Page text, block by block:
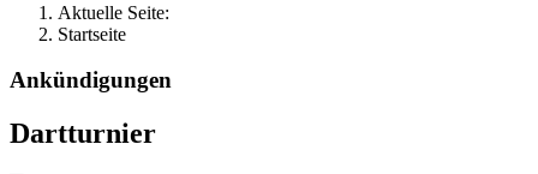
Aktuelle Seite:
Startseite
Ankündigungen
Dartturnier